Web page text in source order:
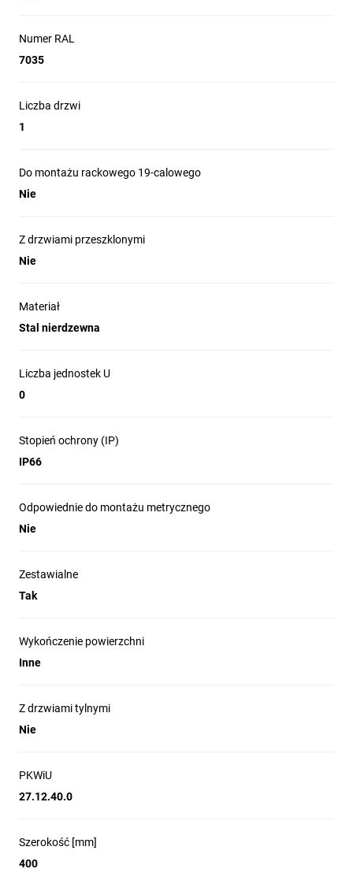
Numer RAL
7035
Liczba drzwi
1
Do montażu rackowego 19-calowego
Nie
Z drzwiami przeszklonymi
Nie
Materiał
Stal nierdzewna
Liczba jednostek U
0
Stopień ochrony (IP)
IP66
Odpowiednie do montażu metrycznego
Nie
Zestawialne
Tak
Wykończenie powierzchni
Inne
Z drzwiami tylnymi
Nie
PKWiU
27.12.40.0
Szerokość [mm]
400